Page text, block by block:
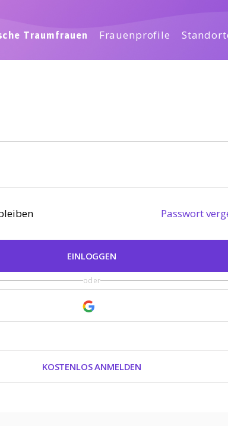
Traumfrauen Frauenprofile
Passwort
EINLOGGEN
oder
KOSTENLOS ANMELDEN